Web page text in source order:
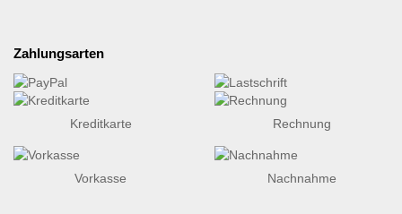
Zahlungsarten
Kreditkarte Rechnung
Vorkasse Nachnahme